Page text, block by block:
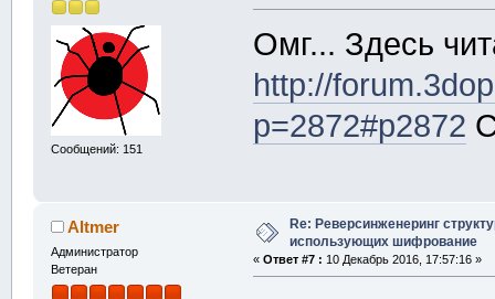
Сообщений: 151
Омг... Здесь
http://
p=2872#p2872
Altmer
Администратор
Ветеран
Re: Реверсинженеринг
использующих шифрование
«Ответ #7 : 10 Декабрь 2016, 17:57:16 »